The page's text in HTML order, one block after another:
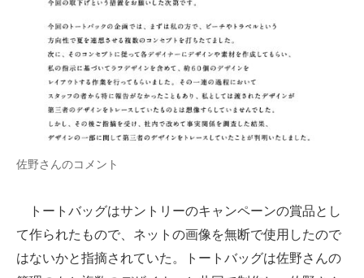
ITエンジニア向け専門サイト
企業向けIT製品の総合サイト
IT製品の技術・比較・事例
製造業のIT導入・活用を支援
モノづくり技術者専門サイト
エレクトロニクス専門サイト
電子設計の基本と応用
エネルギーの専門メディア
佐野さんのコメント
トートバッグはサントリーのキャンペーンの賞品とし
て作られたもので、ネットの画像を無断で使用したので
はないかと指摘されていた。トートバッグは佐野さんの